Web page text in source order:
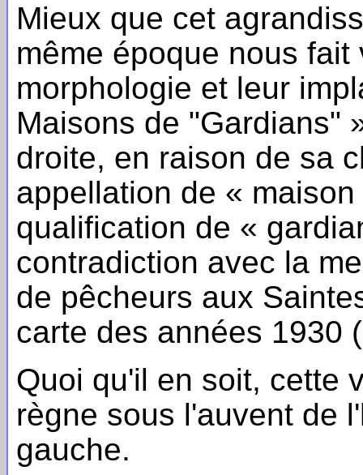
Mieux que cet
même époque nous
morphologie et leur
Maisons de "Gardians"
droite, en raison de sa
appellation de «
qualification de «
contradiction avec la
de pêcheurs aux
carte des années 1930
Quoi qu'il en soit, cette
règne sous l'auvent de
gauche.